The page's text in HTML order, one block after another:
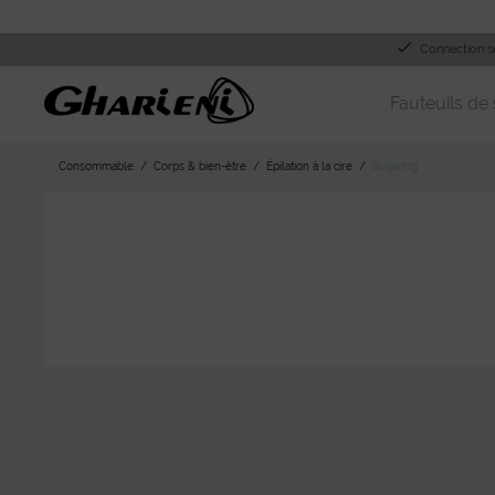
Connection
Fauteuils de
Consommable Corps & bien-être Épilation à la cire